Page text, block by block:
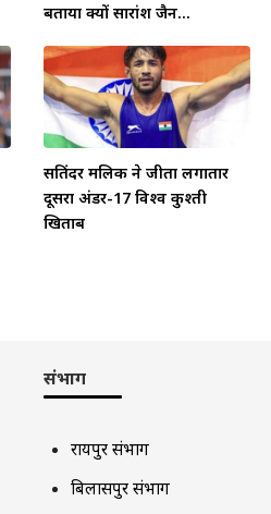
बताया क्यों सारांश जैन...
सतिंदर मलिक ने जीता लगातार
दूसरा अंडर-17 विश्व कुश्ती
खिताब
संभाग
रायपुर संभाग
बिलासपुर संभाग